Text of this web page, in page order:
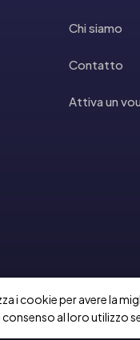
i cookie per avere la
consenso al loro utilizzo
Chi siamo
Contatto
Attiva un